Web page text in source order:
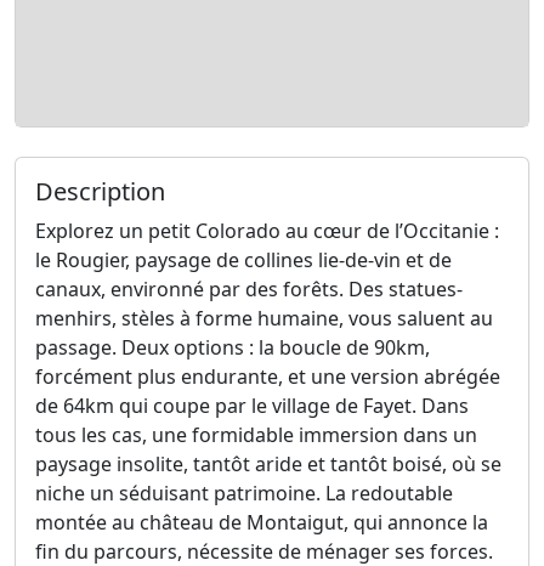
Description
Explorez un petit Colorado au cœur de l’Occitanie :
le Rougier, paysage de collines lie-de-vin et de
canaux, environné par des forêts. Des statues-
menhirs, stèles à forme humaine, vous saluent au
passage. Deux options : la boucle de 90km,
forcément plus endurante, et une version abrégée
de 64km qui coupe par le village de Fayet. Dans
tous les cas, une formidable immersion dans un
paysage insolite, tantôt aride et tantôt boisé, où se
niche un séduisant patrimoine. La redoutable
montée au château de Montaigut, qui annonce la
fin du parcours, nécessite de ménager ses forces.